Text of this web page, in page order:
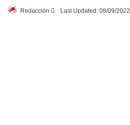
Redacción
Send
Last Updated: 08/09/2022